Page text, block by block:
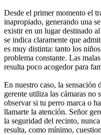
Desde el primer momento el
inapropiado, generando una
existir en un lugar destinado
se indica claramente que
es muy distinta: tanto los
problema constante. Las
resulta poco acogedor para
En nuestro caso, la sensación
gerente utiliza las cámaras no
observar si tu perro marca o
llamarte la atención. Señor
la seguridad del recinto,
resulta, como mínimo,